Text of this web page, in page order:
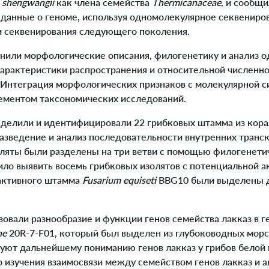
о геноме, используя одномолекулярное
секвенирования следующего поколения.
морфологические описания, филогенетику и анализ
распространения и относительной
морфологических признаков с молекулярной
таксономических исследований.
и идентифицировали 22 грибковых штамма из
и анализ последовательности внутренних
были разделены на три ветви с помощью
выявить восемь грибковых изолятов с потенциальной
штамма Fusarium equisetiBBG10 были выделены
разнообразие и функции генов семейства лакказ в
20R-7-F01, который был выделен из глубоководных
дальнейшему пониманию генов лакказ у грибов
взаимосвязи между семейством генов лакказ и